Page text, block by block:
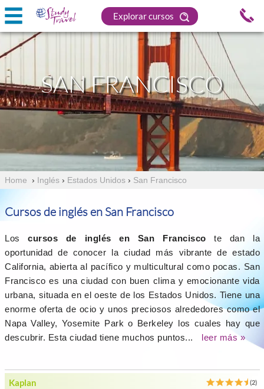
Explorar cursos
SAN FRANCISCO
Home › Inglés › Estados Unidos › San Francisco
Cursos de inglés en San Francisco
Loscursos de inglés en San Francisco te dan la
oportunidad de conocer la ciudad más vibrante de estado
California, abierta al pacífico y multicultural como pocas. San
Francisco es una ciudad con buen clima y emocionante vida
urbana, situada en el oeste de los Estados Unidos. Tiene una
enorme oferta de ocio y unos preciosos alrededores como el
Napa Valley, Yosemite Park o Berkeley los cuales hay que
descubrir. Esta ciudad tiene muchos puntos...
leer más »
Kaplan
(2)